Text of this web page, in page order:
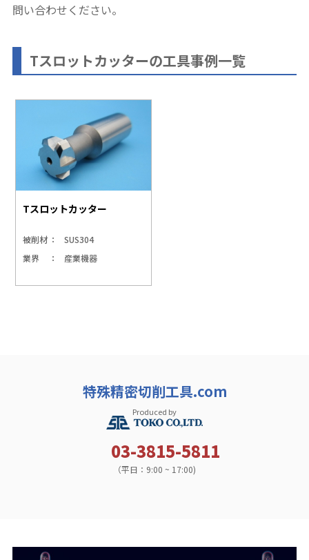
問い合わせください。
Tスロットカッターの工具事例一覧
Tスロットカッター
被削材
SUS304
業界
産業機器
特殊精密切削工具.com
Produced by
03-3815-5811
（平日：9:00 ~ 17:00)